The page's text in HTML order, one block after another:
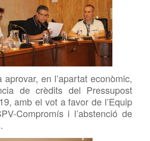
en l’apartat econòmic,
de crèdits del Pressupost
amb el vot a favor de l’Equip
Compromís i l’abstenció de